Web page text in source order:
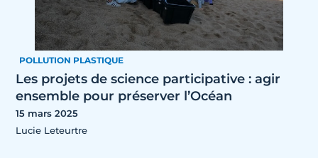
POLLUTION PLASTIQUE
Les projets de science participative : agir
ensemble pour préserver l’Océan
15 mars 2025
Lucie Leteurtre